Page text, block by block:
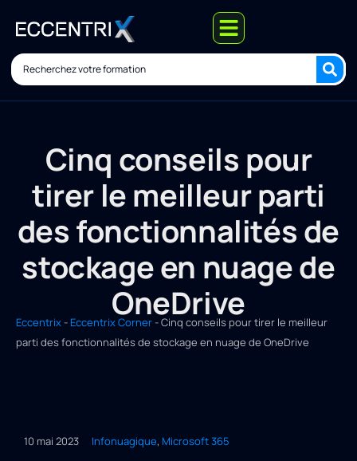
Cinq conseils pour
tirer le meilleur parti
des fonctionnalités de
stockage en nuage de
OneDrive
Eccentrix - Eccentrix Corner -Cinq conseils pour tirer le meilleur
parti des fonctionnalités de stockage en nuage de OneDrive
10 mai 2023 Infonuagique, Microsoft 365